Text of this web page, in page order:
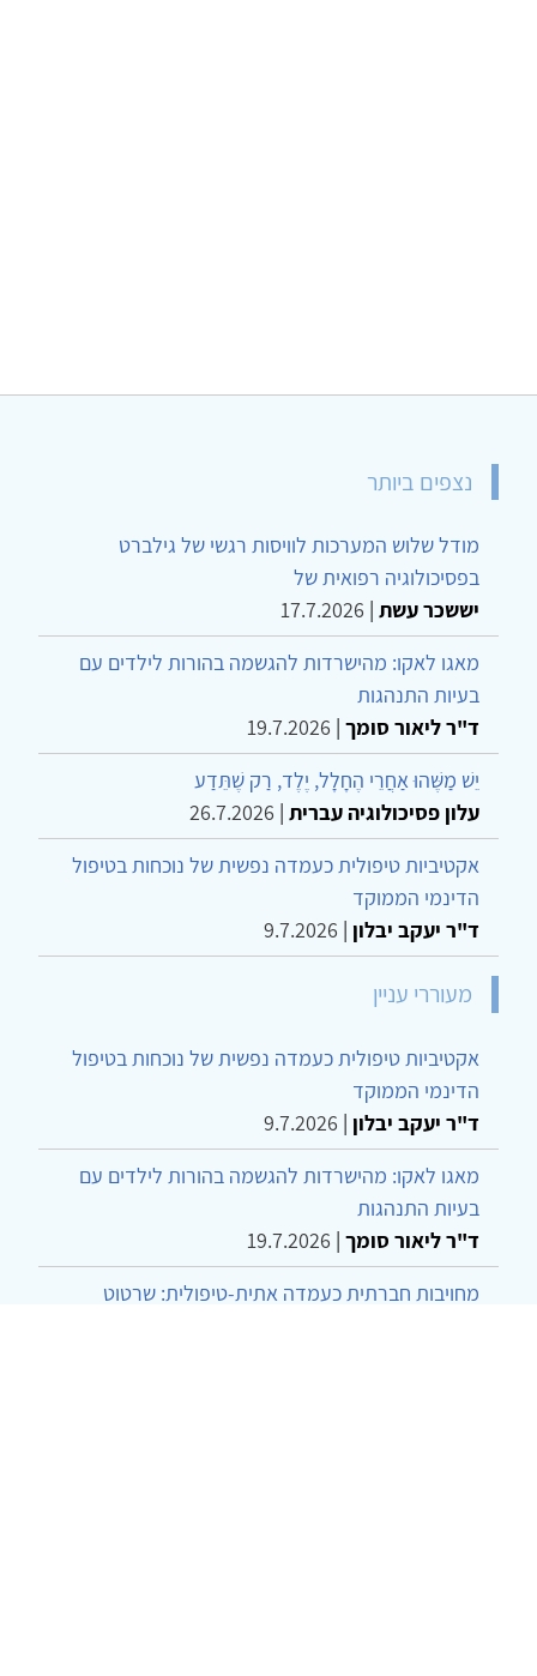
נצפים ביותר
מודל שלוש המערכות לוויסות רגשי של גילברט
בפסיכולוגיה רפואית של
יששכר עשת |
17.7.2026
מאגו לאקו: מהישרדות להגשמה בהורות לילדים עם
בעיות התנהגות
ד"ר ליאור סומך |
19.7.2026
יֵשׁ מַשֶּׁהוּ אַחֲרֵי הֶחָלָל, יֶלֶד, רַק שֶׁתֵּדַע
עלון פסיכולוגיה עברית |
26.7.2026
אקטיביות טיפולית כעמדה נפשית של נוכחות בטיפול
הדינמי הממוקד
ד"ר יעקב יבלון |
9.7.2026
מעוררי עניין
אקטיביות טיפולית כעמדה נפשית של נוכחות בטיפול
הדינמי הממוקד
ד"ר יעקב יבלון |
9.7.2026
מאגו לאקו: מהישרדות להגשמה בהורות לילדים עם
בעיות התנהגות
ד"ר ליאור סומך |
19.7.2026
מחויבות חברתית כעמדה אתית-טיפולית: שרטוט